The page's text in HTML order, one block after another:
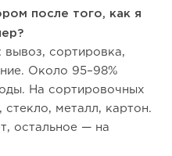
после того, как я
вывоз, сортировка,
Около 95–98%
На сортировочных
металл, картон.
остальное — на